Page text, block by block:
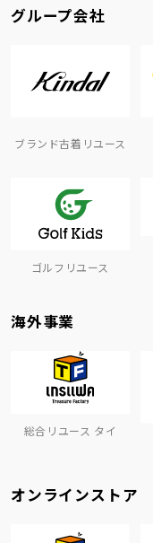
グループ会社
ブランド古着リユース
ゴルフリユース
海外事業
総合リユース タイ
オンラインストア